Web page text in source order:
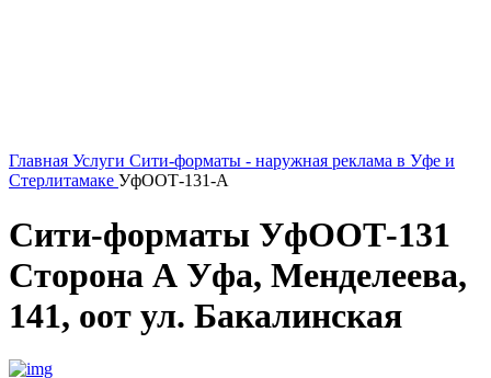
Главная Услуги Сити-форматы - наружная реклама в Уфе и
Стерлитамаке УфООТ-131-А
Сити-форматы УфООТ-131
Сторона А Уфа, Менделеева,
141, оот ул. Бакалинская